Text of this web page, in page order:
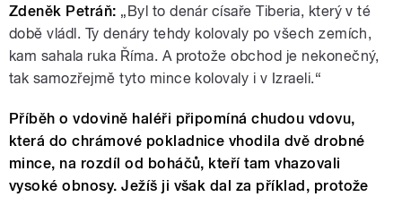
Zdeněk Petráň: „Byl to denár císaře Tiberia, který v té
době vládl. Ty denáry tehdy kolovaly po všech zemích,
kam sahala ruka Říma. A protože obchod je nekonečný,
tak samozřejmě tyto mince kolovaly i v Izraeli.“
Příběh o vdovině haléři připomíná chudou vdovu,
která do chrámové pokladnice vhodila dvě drobné
mince, na rozdíl od boháčů, kteří tam vhazovali
vysoké obnosy. Ježíš ji však dal za příklad, protože